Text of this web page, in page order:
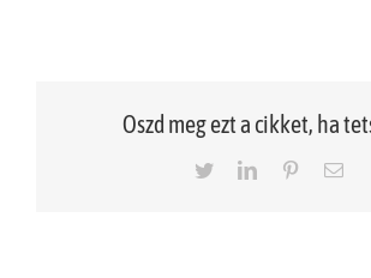
Oszd meg ezt a cikket, ha
TwitterLinkedInPinterest